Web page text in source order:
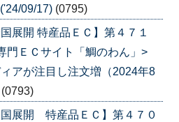
09/17) (0795)
展開 特産品ＥＣ】第４７１
門ＥＣサイト「鯛のわん」>
アが注目し注文増（2024年8
(0793)
国展開 特産品ＥＣ】第４７０